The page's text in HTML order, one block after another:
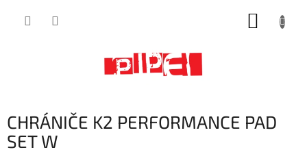
CHRÁNIČE K2 PERFORMANCE PAD
SET W